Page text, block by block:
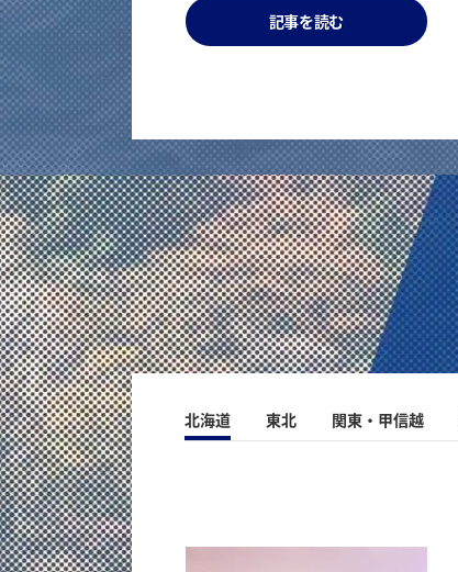
記事を読む
記事を読む
大型のニジマスとアメマスを釣る
秋の北海道
北海道 幌加内町・朱鞠内湖
−41.2℃を記録した、厳寒地の「熱
北海道 東北 関東・甲信越